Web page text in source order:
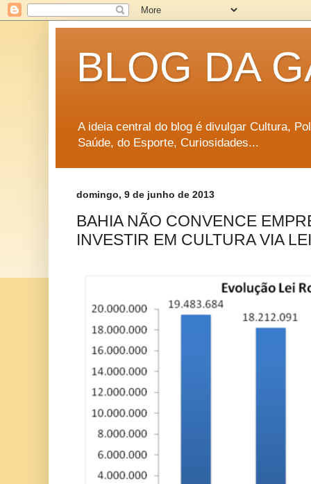
BLOG DA
A ideia central do blog é divulgar Cultura,
Saúde, do Esporte, Curiosidades...
domingo, 9 de junho de 2013
BAHIA NÃO CONVENCE
INVESTIR EM CULTURA VIA